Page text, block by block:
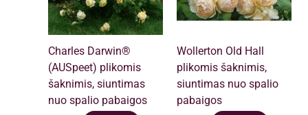
Charles Darwin®
(AUSpeet) plikomis
šaknimis, siuntimas
nuo spalio pabaigos
Wollerton Old Hall
plikomis šaknimis,
siuntimas nuo spalio
pabaigos